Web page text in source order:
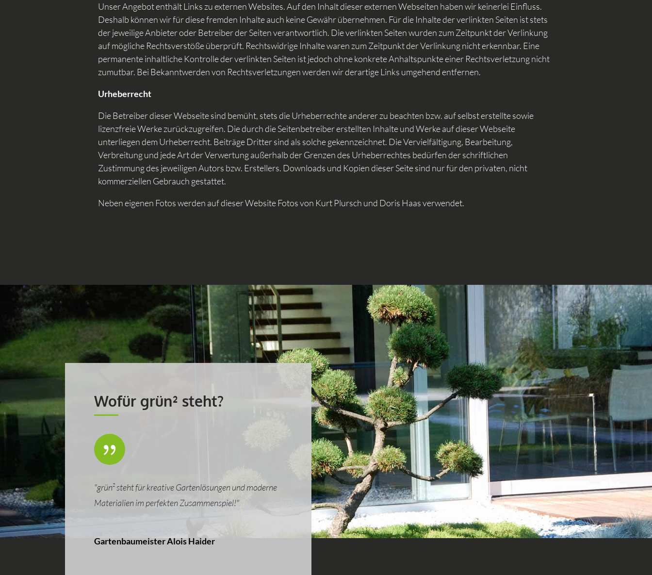
Unser Angebot enthält Links zu externen Websites. Auf den Inhalt dieser externen Webseiten haben wir keinerlei Einfluss.
Deshalb können wir für diese fremden Inhalte auch keine Gewähr übernehmen. Für die Inhalte der verlinkten Seiten ist stets
der jeweilige Anbieter oder Betreiber der Seiten verantwortlich. Die verlinkten Seiten wurden zum Zeitpunkt der Verlinkung
auf mögliche Rechtsverstöße überprüft. Rechtswidrige Inhalte waren zum Zeitpunkt der Verlinkung nicht erkennbar. Eine
permanente inhaltliche Kontrolle der verlinkten Seiten ist jedoch ohne konkrete Anhaltspunkte einer Rechtsverletzung nicht
zumutbar. Bei Bekanntwerden von Rechtsverletzungen werden wir derartige Links umgehend entfernen.
Urheberrecht
Die Betreiber dieser Webseite sind bemüht, stets die Urheberrechte anderer zu beachten bzw. auf selbst erstellte sowie
lizenzfreie Werke zurückzugreifen. Die durch die Seitenbetreiber erstellten Inhalte und Werke auf dieser Webseite
unterliegen dem Urheberrecht. Beiträge Dritter sind als solche gekennzeichnet. Die Vervielfältigung, Bearbeitung,
Verbreitung und jede Art der Verwertung außerhalb der Grenzen des Urheberrechtes bedürfen der schriftlichen
Zustimmung des jeweiligen Autors bzw. Erstellers. Downloads und Kopien dieser Seite sind nur für den privaten, nicht
kommerziellen Gebrauch gestattet.
Neben eigenen Fotos werden auf dieser Website Fotos von Kurt Plursch und Doris Haas verwendet.
Wofür grün² steht?
{
"grün² steht für kreative Gartenlösungen und moderne
Materialien im perfekten Zusammenspiel!"
Gartenbaumeister Alois Haider